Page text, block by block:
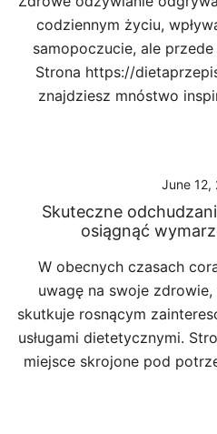
codziennym życiu,
samopoczucie, ale
Strona https://
znajdziesz mnóstwo
June 12,
Skuteczne
osiągnąć
W obecnych czasach
uwagę na swoje
skutkuje rosnącym
usługami dietetycznymi.
miejsce skrojone pod